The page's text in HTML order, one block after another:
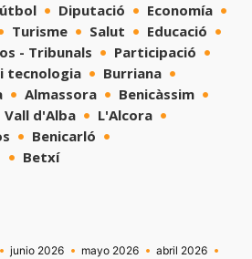
Diputació
Economía
Turisme Salut
Educació
- Tribunals
Participació
tecnologia
Burriana
Almassora
Benicàssim
Vall d'Alba
L'Alcora
Benicarló
Betxí
junio 2026 mayo 2026
abril 2026